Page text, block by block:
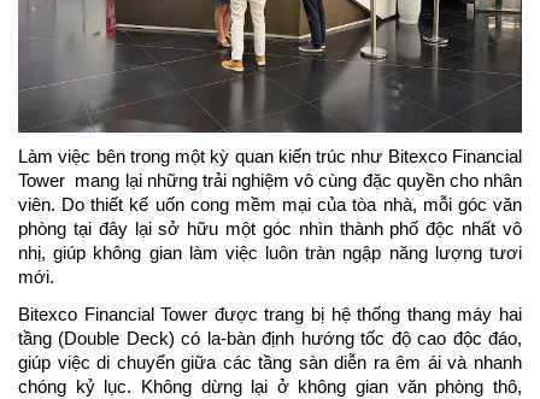
Làm việc bên trong một kỳ quan kiến trúc như Bitexco Financial
Tower  mang lại những trải nghiệm vô cùng đặc quyền cho nhân
viên. Do thiết kế uốn cong mềm mại của tòa nhà, mỗi góc văn
phòng tại đây lại sở hữu một góc nhìn thành phố độc nhất vô
nhị, giúp không gian làm việc luôn tràn ngập năng lượng tươi
mới.
Bitexco Financial Tower được trang bị hệ thống thang máy hai
tầng (Double Deck) có la-bàn định hướng tốc độ cao độc đáo,
giúp việc di chuyển giữa các tầng sàn diễn ra êm ái và nhanh
chóng kỷ lục. Không dừng lại ở không gian văn phòng thô,